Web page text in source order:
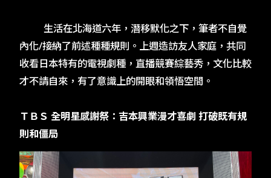
​​生活在北海道六年，潛移默化之下，筆者不自覺
內化​/​接納了前述種種規則。上週造訪友人家庭，共同
收看日本特有的電視劇種，直播競賽綜藝秀，文化比較
才不請自來，有了意識上的開眼和領悟空間。​
​​ＴＢＳ 全明星感謝祭：吉本興業漫才喜劇 打破既有規
則和僵局​